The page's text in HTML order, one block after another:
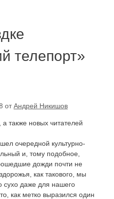
телепорт»
отАндрей Никишов
также новых читателей
очередной культурно-
и, тому подобное,
дожди почти не
как такового, мы
сухо даже для нашего
как метко выразился один